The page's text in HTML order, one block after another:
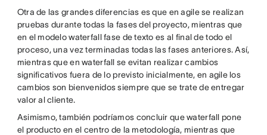
Otra de las grandes diferencias es que en agile se realizan
pruebas durante todas la fases del proyecto, mientras que
en el modelo waterfall fase de texto es al final de todo el
proceso, una vez terminadas todas las fases anteriores. Así,
mientras que en waterfall se evitan realizar cambios
significativos fuera de lo previsto inicialmente, en agile los
cambios son bienvenidos siempre que se trate de entregar
valor al cliente.
Asimismo, también podríamos concluir que waterfall pone
el producto en el centro de la metodología, mientras que